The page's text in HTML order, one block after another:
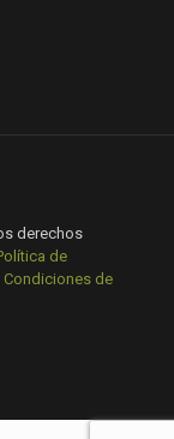
derechos
de
Condiciones de